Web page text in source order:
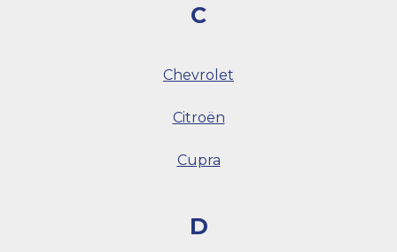
C
Chevrolet
Citroën
Cupra
D